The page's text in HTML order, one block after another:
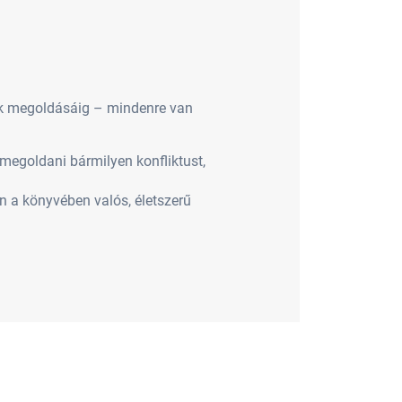
megoldásáig – mindenre van
bármilyen konfliktust,
a könyvében valós, életszerű